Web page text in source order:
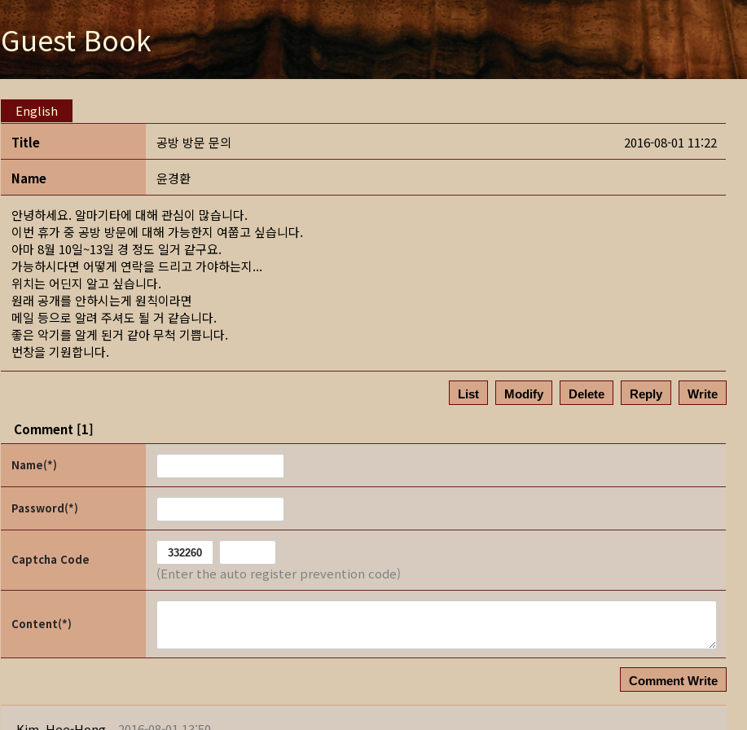
Guest Book
English
Title
공방 방문 문의 2016-08-01 11:22
Name 윤경환
안녕하세요. 알마기타에 대해 관심이 많습니다.
이번 휴가 중 공방 방문에 대해 가능한지 여쭙고 싶습니다.
아마 8월 10일~13일 경 정도 일거 같구요.
가능하시다면 어떻게 연락을 드리고 가야하는지...
위치는 어딘지 알고 싶습니다.
원래 공개를 안하시는게 원칙이라면
메일 등으로 알려 주셔도 될 거 같습니다.
좋은 악기를 알게 된거 같아 무척 기쁩니다.
번창을 기원합니다.
List Modify Delete Reply Write
Comment [1]
Name(*)
Password(*)
Captcha Code
(Enter the auto register prevention code)
Content(*)
Comment Write